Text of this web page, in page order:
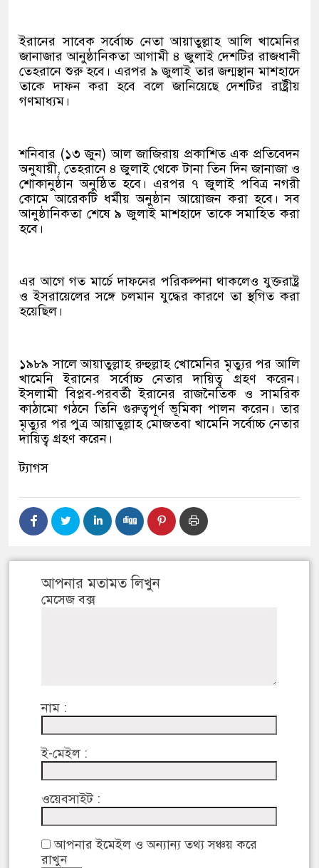
ইরানের সাবেক সর্বোচ্চ নেতা আয়াতুল্লাহ আলি খামেনির
জানাজার আনুষ্ঠানিকতা আগামী ৪ জুলাই দেশটির রাজধানী
তেহরানে শুরু হবে। এরপর ৯ জুলাই তার জন্মস্থান মাশহাদে
তাকে দাফন করা হবে বলে জানিয়েছে দেশটির রাষ্ট্রীয়
গণমাধ্যম।
শনিবার (১৩ জুন) আল জাজিরায় প্রকাশিত এক প্রতিবেদন
অনুযায়ী, তেহরানে ৪ জুলাই থেকে টানা তিন দিন জানাজা ও
শোকানুষ্ঠান অনুষ্ঠিত হবে। এরপর ৭ জুলাই পবিত্র নগরী
কোমে আরেকটি ধর্মীয় অনুষ্ঠান আয়োজন করা হবে। সব
আনুষ্ঠানিকতা শেষে ৯ জুলাই মাশহাদে তাকে সমাহিত করা
হবে।
এর আগে গত মার্চে দাফনের পরিকল্পনা থাকলেও যুক্তরাষ্ট্র
ও ইসরায়েলের সঙ্গে চলমান যুদ্ধের কারণে তা স্থগিত করা
হয়েছিল।
১৯৮৯ সালে আয়াতুল্লাহ রুহুল্লাহ খোমেনির মৃত্যুর পর আলি
খামেনি ইরানের সর্বোচ্চ নেতার দায়িত্ব গ্রহণ করেন।
ইসলামী বিপ্লব-পরবর্তী ইরানের রাজনৈতিক ও সামরিক
কাঠামো গঠনে তিনি গুরুত্বপূর্ণ ভূমিকা পালন করেন। তার
মৃত্যুর পর পুত্র আয়াতুল্লাহ মোজতবা খামেনি সর্বোচ্চ নেতার
দায়িত্ব গ্রহণ করেন।
ট্যাগস
আপনার মতামত লিখুন
মেসেজ বক্স
নাম :
ই-মেইল :
ওয়েবসাইট :
আপনার ইমেইল ও অন্যান্য তথ্য সঞ্চয় করে
রাখুন